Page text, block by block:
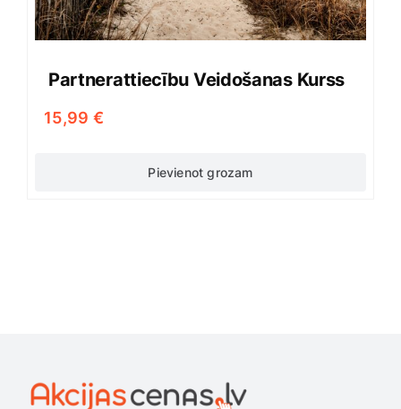
Partnerattiecību Veidošanas Kurss
15,99 €
Pievienot grozam